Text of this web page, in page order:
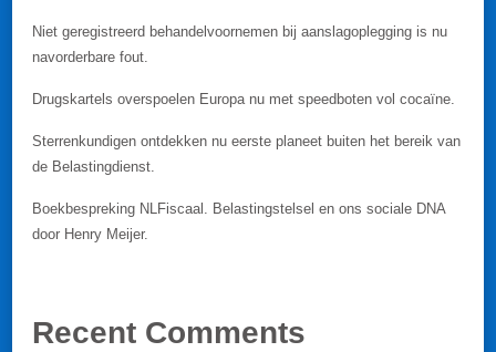
Niet geregistreerd behandelvoornemen bij aanslagoplegging is nu
navorderbare fout.
Drugskartels overspoelen Europa nu met speedboten vol cocaïne.
Sterrenkundigen ontdekken nu eerste planeet buiten het bereik van
de Belastingdienst.
Boekbespreking NLFiscaal. Belastingstelsel en ons sociale DNA
door Henry Meijer.
Recent Comments